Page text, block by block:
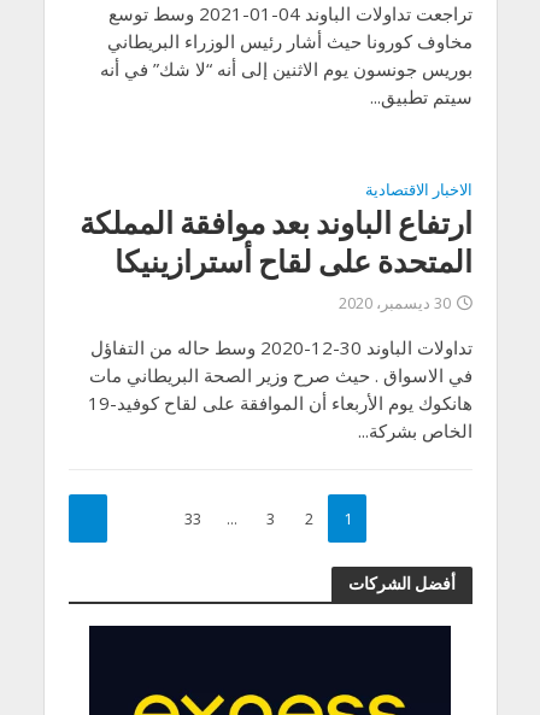
تراجعت تداولات الباوند 04-01-2021 وسط توسع
مخاوف كورونا حيث أشار رئيس الوزراء البريطاني
بوريس جونسون يوم الاثنين إلى أنه “لا شك” في أنه
سيتم تطبيق...
الاخبار الاقتصادية
ارتفاع الباوند بعد موافقة المملكة
المتحدة على لقاح أسترازينيكا
30 ديسمبر، 2020
تداولات الباوند 30-12-2020 وسط حاله من التفاؤل
في الاسواق . حيث صرح وزير الصحة البريطاني مات
هانكوك يوم الأربعاء أن الموافقة على لقاح كوفيد-19
الخاص بشركة...
1
2
3
…
33
أفضل الشركات